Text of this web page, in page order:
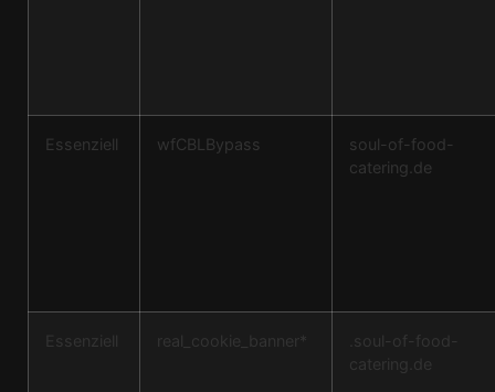
Essenziell wfCBLBypass
soul-of-food-
catering.de
Essenziell real_cookie_banner*
.soul-of-food-
catering.de